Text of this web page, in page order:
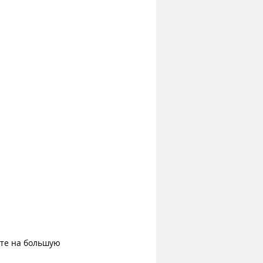
на большую